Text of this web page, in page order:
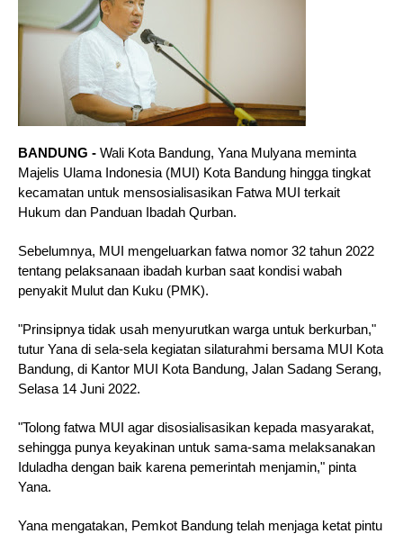
BANDUNG - Wali Kota Bandung, Yana Mulyana meminta
Majelis Ulama Indonesia (MUI) Kota Bandung hingga tingkat
kecamatan untuk mensosialisasikan Fatwa MUI terkait
Hukum dan Panduan Ibadah Qurban.
Sebelumnya, MUI mengeluarkan fatwa nomor 32 tahun 2022
tentang pelaksanaan ibadah kurban saat kondisi wabah
penyakit Mulut dan Kuku (PMK).
"Prinsipnya tidak usah menyurutkan warga untuk berkurban,"
tutur Yana di sela-sela kegiatan silaturahmi bersama MUI Kota
Bandung, di Kantor MUI Kota Bandung, Jalan Sadang Serang,
Selasa 14 Juni 2022.
"Tolong fatwa MUI agar disosialisasikan kepada masyarakat,
sehingga punya keyakinan untuk sama-sama melaksanakan
Iduladha dengan baik karena pemerintah menjamin," pinta
Yana.
Yana mengatakan, Pemkot Bandung telah menjaga ketat pintu